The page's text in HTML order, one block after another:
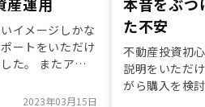
イメージしかな
ートをいただけ
た。 またアプ
されていくよう
2023年03月15日
た不安
不動産投資初
説明をいただ
がら購入を検